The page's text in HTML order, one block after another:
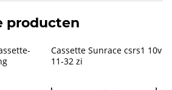
producten
Cassette Sunrace csrs1 10v
11-32 zi